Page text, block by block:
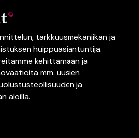
tarkkuusmekaniikanja
huippuasiantuntija.
kehittämään ja
mm. uusien
ja
aloilla.